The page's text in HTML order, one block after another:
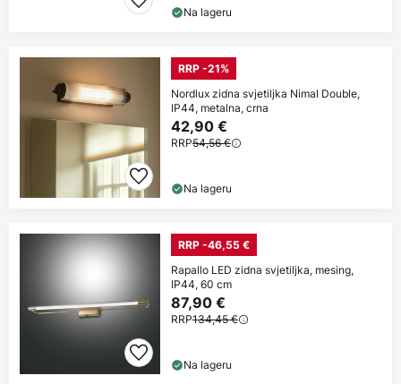
Na lageru
RRP -21%
Nordlux zidna svjetiljka Nimal Double,
IP44, metalna, crna
42,90 €
RRP54,56 €
Na lageru
RRP -46,55 €
Rapallo LED zidna svjetiljka, mesing,
IP44, 60 cm
87,90 €
RRP134,45 €
Na lageru